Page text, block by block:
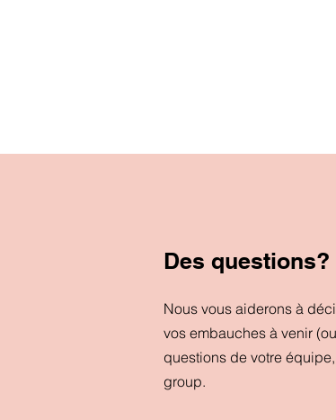
Des
Nous vous aiderons à
vos embauches à venir
questions de votre
group.